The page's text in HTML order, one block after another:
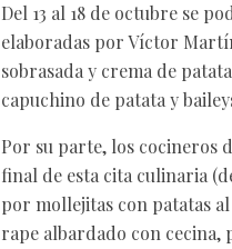
Del 13 al 18 de octubre se
elaboradas por Víctor
sobrasada y crema de
capuchino de patata y
Por su parte, los cocineros
final de esta cita culinaria
por mollejitas con patatas
rape albardado con cecina,